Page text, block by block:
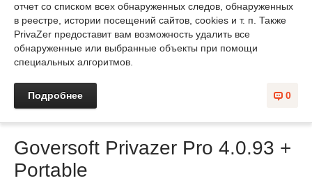
отчет со списком всех обнаруженных следов, обнаруженных
в реестре, истории посещений сайтов, cookies и т. п. Также
PrivaZer предоставит вам возможность удалить все
обнаруженные или выбранные объекты при помощи
специальных алгоритмов.
0
Подробнее
Goversoft Privazer Pro 4.0.93 +
Portable